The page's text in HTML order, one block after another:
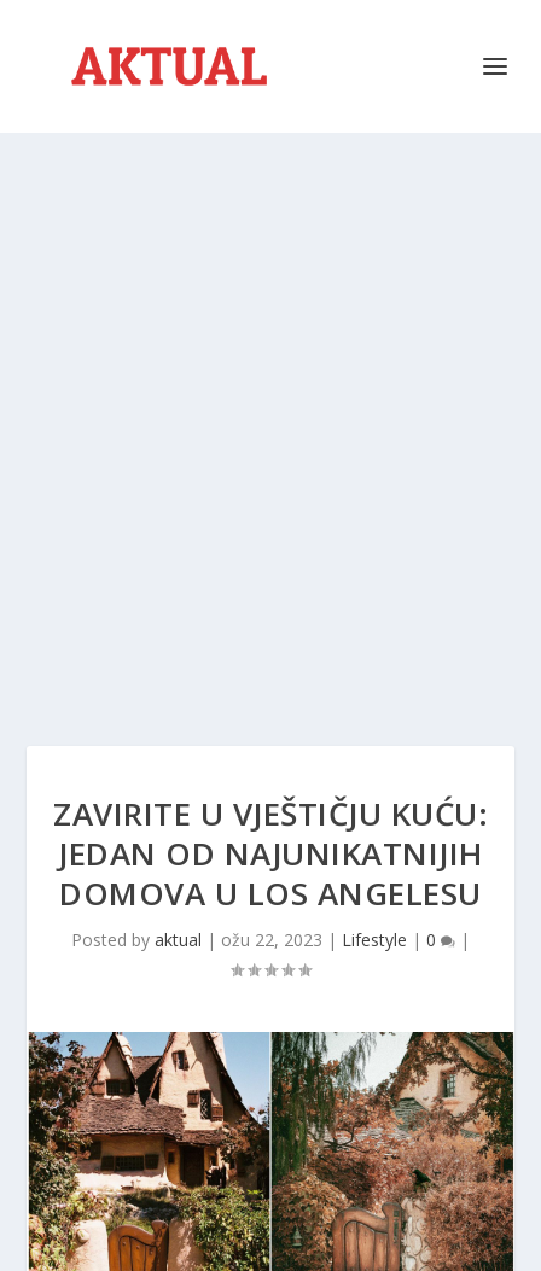
ZAVIRITE U VJEŠTIČJU KUĆU:
JEDAN OD NAJUNIKATNIJIH
DOMOVA U LOS ANGELESU
Posted by aktual | ožu 22, 2023 | Lifestyle | 0 |